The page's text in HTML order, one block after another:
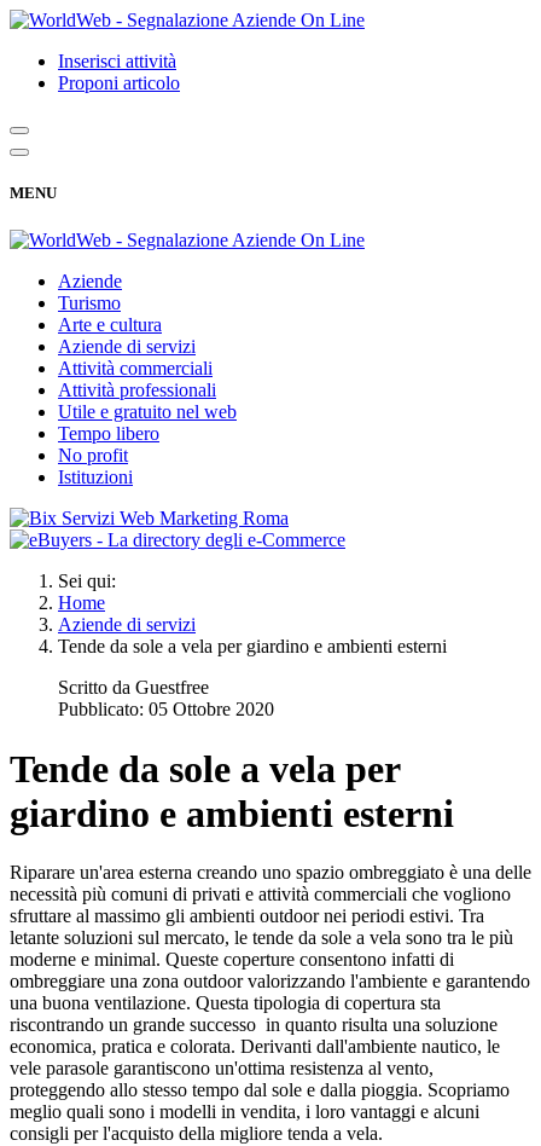
Inserisci attività
Proponi articolo
MENU
Aziende
Turismo
Arte e cultura
Aziende di servizi
Attività commerciali
Attività professionali
Utile e gratuito nel web
Tempo libero
No profit
Istituzioni
Sei qui:
Home
Aziende di servizi
Tende da sole a vela per giardino e ambienti esterni
Scritto da Guestfree
Pubblicato: 05 Ottobre 2020
Tende da sole a vela per
giardino e ambienti esterni
Riparare un'area esterna creando uno spazio ombreggiato è una delle
necessità più comuni di privati e attività commerciali che vogliono
sfruttare al massimo gli ambienti outdoor nei periodi estivi. Tra
letante soluzioni sul mercato, le tende da sole a vela sono tra le più
moderne e minimal. Queste coperture consentono infatti di
ombreggiare una zona outdoor valorizzando l'ambiente e garantendo
una buona ventilazione. Questa tipologia di copertura sta
riscontrando un grande successo in quanto risulta una soluzione
economica, pratica e colorata. Derivanti dall'ambiente nautico, le
vele parasole garantiscono un'ottima resistenza al vento,
proteggendo allo stesso tempo dal sole e dalla pioggia. Scopriamo
meglio quali sono i modelli in vendita, i loro vantaggi e alcuni
consigli per l'acquisto della migliore tenda a vela.